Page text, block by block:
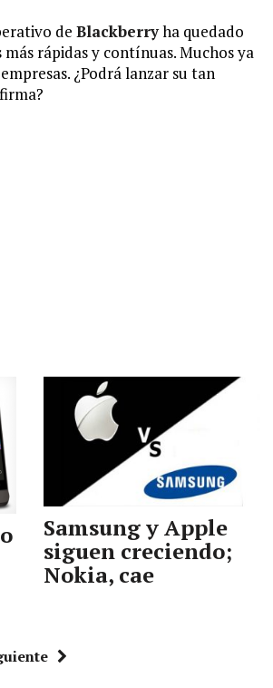
de Blackberryha quedado
rápidas y contínuas. Muchos ya
¿Podrá lanzar su tan
Samsung y Apple
siguen creciendo;
Nokia, cae